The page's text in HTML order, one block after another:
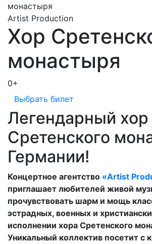
монастыря
Artist Production
Хор
монастыря
0+
Выбрать билет
Легендарный хор
Сретенского
Германии!
Концертное агентство «Artist
приглашает любителей живой
прочувствовать шарм и мощь
эстрадных, военных и
исполнении хора Сретенского
Уникальный коллектив посетит с